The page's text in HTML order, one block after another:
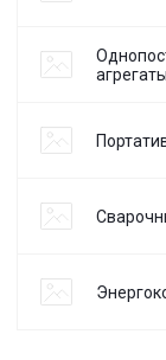
агрегаты